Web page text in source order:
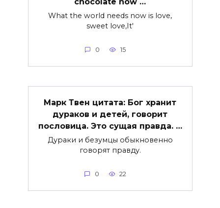
What the world needs now is love,
sweet love,It'
0 15
Марк Твен цитата: Бог хранит
дураков и детей, говорит
пословица. Это сущая правда. …
Дураки и безумцы обыкновенно
говорят правду.
0 22